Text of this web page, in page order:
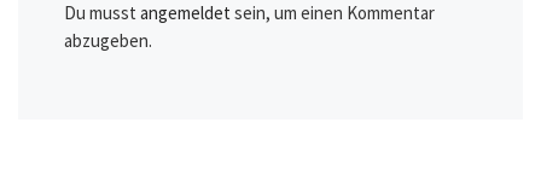
Du musst angemeldet sein, um einen Kommentar
abzugeben.